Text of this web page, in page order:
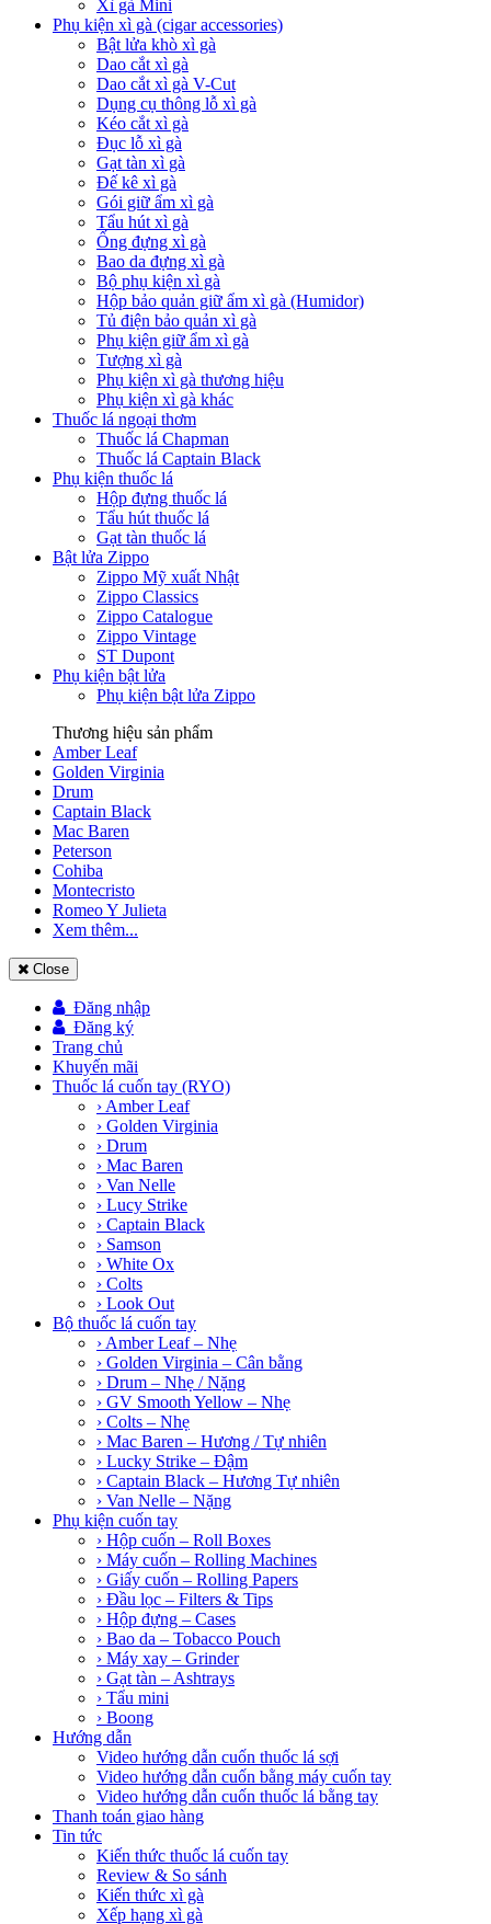
Xì gà Mini
Phụ kiện xì gà (cigar accessories)
Bật lửa khò xì gà
Dao cắt xì gà
Dao cắt xì gà V-Cut
Dụng cụ thông lỗ xì gà
Kéo cắt xì gà
Đục lỗ xì gà
Gạt tàn xì gà
Đế kê xì gà
Gói giữ ẩm xì gà
Tẩu hút xì gà
Ống đựng xì gà
Bao da đựng xì gà
Bộ phụ kiện xì gà
Hộp bảo quản giữ ẩm xì gà (Humidor)
Tủ điện bảo quản xì gà
Phụ kiện giữ ẩm xì gà
Tượng xì gà
Phụ kiện xì gà thương hiệu
Phụ kiện xì gà khác
Thuốc lá ngoại thơm
Thuốc lá Chapman
Thuốc lá Captain Black
Phụ kiện thuốc lá
Hộp đựng thuốc lá
Tẩu hút thuốc lá
Gạt tàn thuốc lá
Bật lửa Zippo
Zippo Mỹ xuất Nhật
Zippo Classics
Zippo Catalogue
Zippo Vintage
ST Dupont
Phụ kiện bật lửa
Phụ kiện bật lửa Zippo
Thương hiệu sản phẩm
Amber Leaf
Golden Virginia
Drum
Captain Black
Mac Baren
Peterson
Cohiba
Montecristo
Romeo Y Julieta
Xem thêm...
Close
Đăng nhập
Đăng ký
Trang chủ
Khuyến mãi
Thuốc lá cuốn tay (RYO)
› Amber Leaf
› Golden Virginia
› Drum
› Mac Baren
› Van Nelle
› Lucy Strike
› Captain Black
› Samson
› White Ox
› Colts
› Look Out
Bộ thuốc lá cuốn tay
› Amber Leaf – Nhẹ
› Golden Virginia – Cân bằng
› Drum – Nhẹ / Nặng
› GV Smooth Yellow – Nhẹ
› Colts – Nhẹ
› Mac Baren – Hương / Tự nhiên
› Lucky Strike – Đậm
› Captain Black – Hương Tự nhiên
› Van Nelle – Nặng
Phụ kiện cuốn tay
› Hộp cuốn – Roll Boxes
› Máy cuốn – Rolling Machines
› Giấy cuốn – Rolling Papers
› Đầu lọc – Filters & Tips
› Hộp đựng – Cases
› Bao da – Tobacco Pouch
› Máy xay – Grinder
› Gạt tàn – Ashtrays
› Tẩu mini
› Boong
Hướng dẫn
Video hướng dẫn cuốn thuốc lá sợi
Video hướng dẫn cuốn bằng máy cuốn tay
Video hướng dẫn cuốn thuốc lá bằng tay
Thanh toán giao hàng
Tin tức
Kiến thức thuốc lá cuốn tay
Review & So sánh
Kiến thức xì gà
Xếp hạng xì gà